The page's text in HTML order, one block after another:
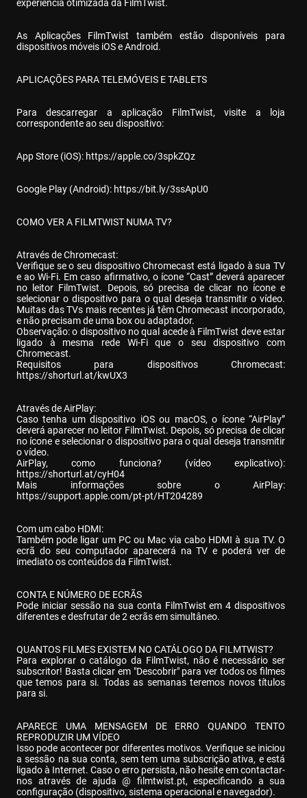
experiência otimizada da FilmTwist.
As Aplicações FilmTwist também estão disponíveis para
dispositivos móveis iOS e Android.
APLICAÇÕES PARA TELEMÓVEIS E TABLETS
Para descarregar a aplicação FilmTwist, visite a loja
correspondente ao seu dispositivo:
App Store (iOS): https://apple.co/3spkZQz
Google Play (Android): https://bit.ly/3ssApU0
COMO VER A FILMTWIST NUMA TV?
Através de Chromecast:
Verifique se o seu dispositivo Chromecast está ligado à sua TV
e ao Wi-Fi. Em caso afirmativo, o ícone “Cast” deverá aparecer
no leitor FilmTwist. Depois, só precisa de clicar no ícone e
selecionar o dispositivo para o qual deseja transmitir o vídeo.
Muitas das TVs mais recentes já têm Chromecast incorporado,
e não precisam de uma box ou adaptador.
Observação: o dispositivo no qual acede à FilmTwist deve estar
ligado à mesma rede Wi-Fi que o seu dispositivo com
Chromecast.
https://shorturl.at/kwUX3
Através de AirPlay:
Caso tenha um dispositivo iOS ou macOS, o ícone “AirPlay”
deverá aparecer no leitor FilmTwist. Depois, só precisa de clicar
no ícone e selecionar o dispositivo para o qual deseja transmitir
o vídeo.
https://shorturl.at/cyH04
https://support.apple.com/pt-pt/HT204289
Com um cabo HDMI:
Também pode ligar um PC ou Mac via cabo HDMI à sua TV. O
ecrã do seu computador aparecerá na TV e poderá ver de
imediato os conteúdos da FilmTwist.
CONTA E NÚMERO DE ECRÃS
Pode iniciar sessão na sua conta FilmTwist em 4 dispositivos
diferentes e desfrutar de 2 ecrãs em simultâneo.
QUANTOS FILMES EXISTEM NO CATÁLOGO DA FILMTWIST?
Para explorar o catálogo da FilmTwist, não é necessário ser
subscritor! Basta clicar em "Descobrir" para ver todos os filmes
que temos para si. Todas as semanas teremos novos títulos
para si.
APARECE UMA MENSAGEM DE ERRO QUANDO TENTO
REPRODUZIR UM VÍDEO
Isso pode acontecer por diferentes motivos. Verifique se iniciou
a sessão na sua conta, sem tem uma subscrição ativa, e está
ligado à Internet. Caso o erro persista, não hesite em contactar-
nos através de ajuda @ filmtwist.pt, especificando a sua
configuração (dispositivo, sistema operacional e navegador).